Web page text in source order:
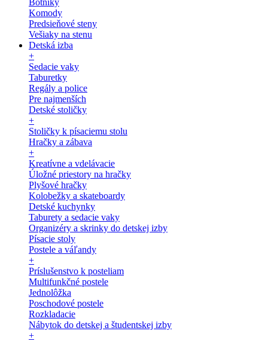
Botníky
Komody
Predsieňové steny
Vešiaky na stenu
Detská izba
+
Sedacie vaky
Taburetky
Regály a police
Pre najmenších
Detské stoličky
+
Stoličky k písaciemu stolu
Hračky a zábava
+
Kreatívne a vdelávacie
Úložné priestory na hračky
Plyšové hračky
Kolobežky a skateboardy
Detské kuchynky
Taburety a sedacie vaky
Organizéry a skrinky do detskej izby
Písacie stoly
Postele a váľandy
+
Príslušenstvo k posteliam
Multifunkčné postele
Jednolôžka
Poschodové postele
Rozkladacie
Nábytok do detskej a študentskej izby
+